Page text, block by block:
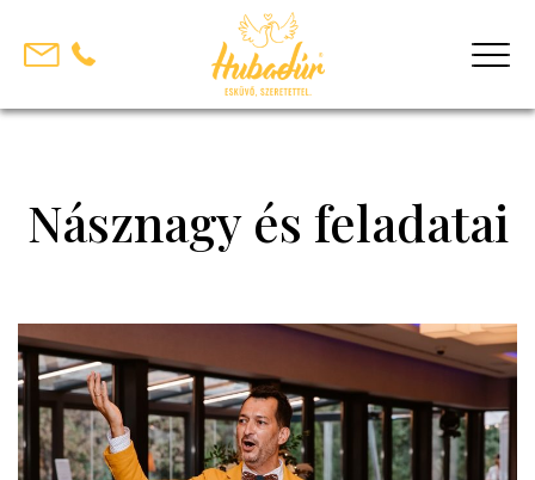
content
Násznagy és feladatai